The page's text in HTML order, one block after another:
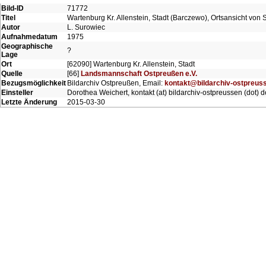
Bild-ID
71772
Titel
Wartenburg Kr. Allenstein, Stadt (Barczewo), Ortsansicht von
Autor
L. Surowiec
Aufnahmedatum
1975
Geographische
Lage
?
Ort
[62090] Wartenburg Kr. Allenstein, Stadt
Quelle
[66] Landsmannschaft Ostpreußen e.V.
Bezugsmöglichkeit Bildarchiv Ostpreußen, Email: kontakt@bildarchiv-
Einsteller
Dorothea Weichert, kontakt (at) bildarchiv-ostpreussen (dot)
Letzte Änderung
2015-03-30